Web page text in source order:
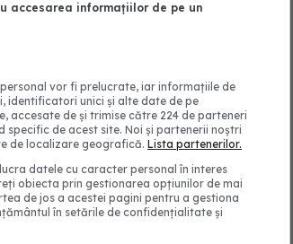
accesarea informațiilor de pe un
vor fi prelucrate, iar informațiile de
identificatori unici și alte date de pe
accesate de și trimise către 224 de parteneri
specific de acest site. Noi și partenerii noștri
de localizare geografică. Lista partenerilor.
datele cu caracter personal în interes
obiecta prin gestionarea opțiunilor de mai
de jos a acestei pagini pentru a gestiona
în setările de confidențialitate și